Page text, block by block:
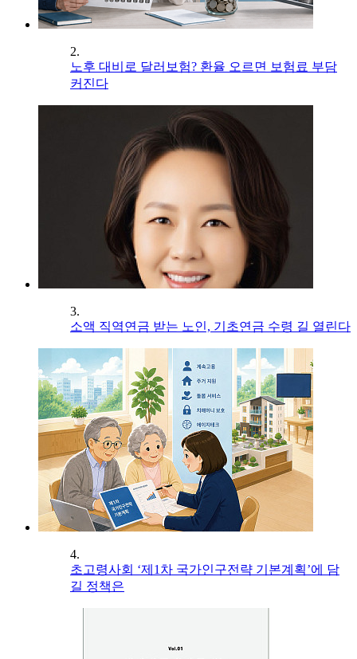
2.
노후 대비로 달러보험? 환율 오르면 보험료 부담
커진다
3.
소액 직역연금 받는 노인, 기초연금 수령 길 열린다
4.
초고령사회 ‘제1차 국가인구전략 기본계획’에 담
길 정책은